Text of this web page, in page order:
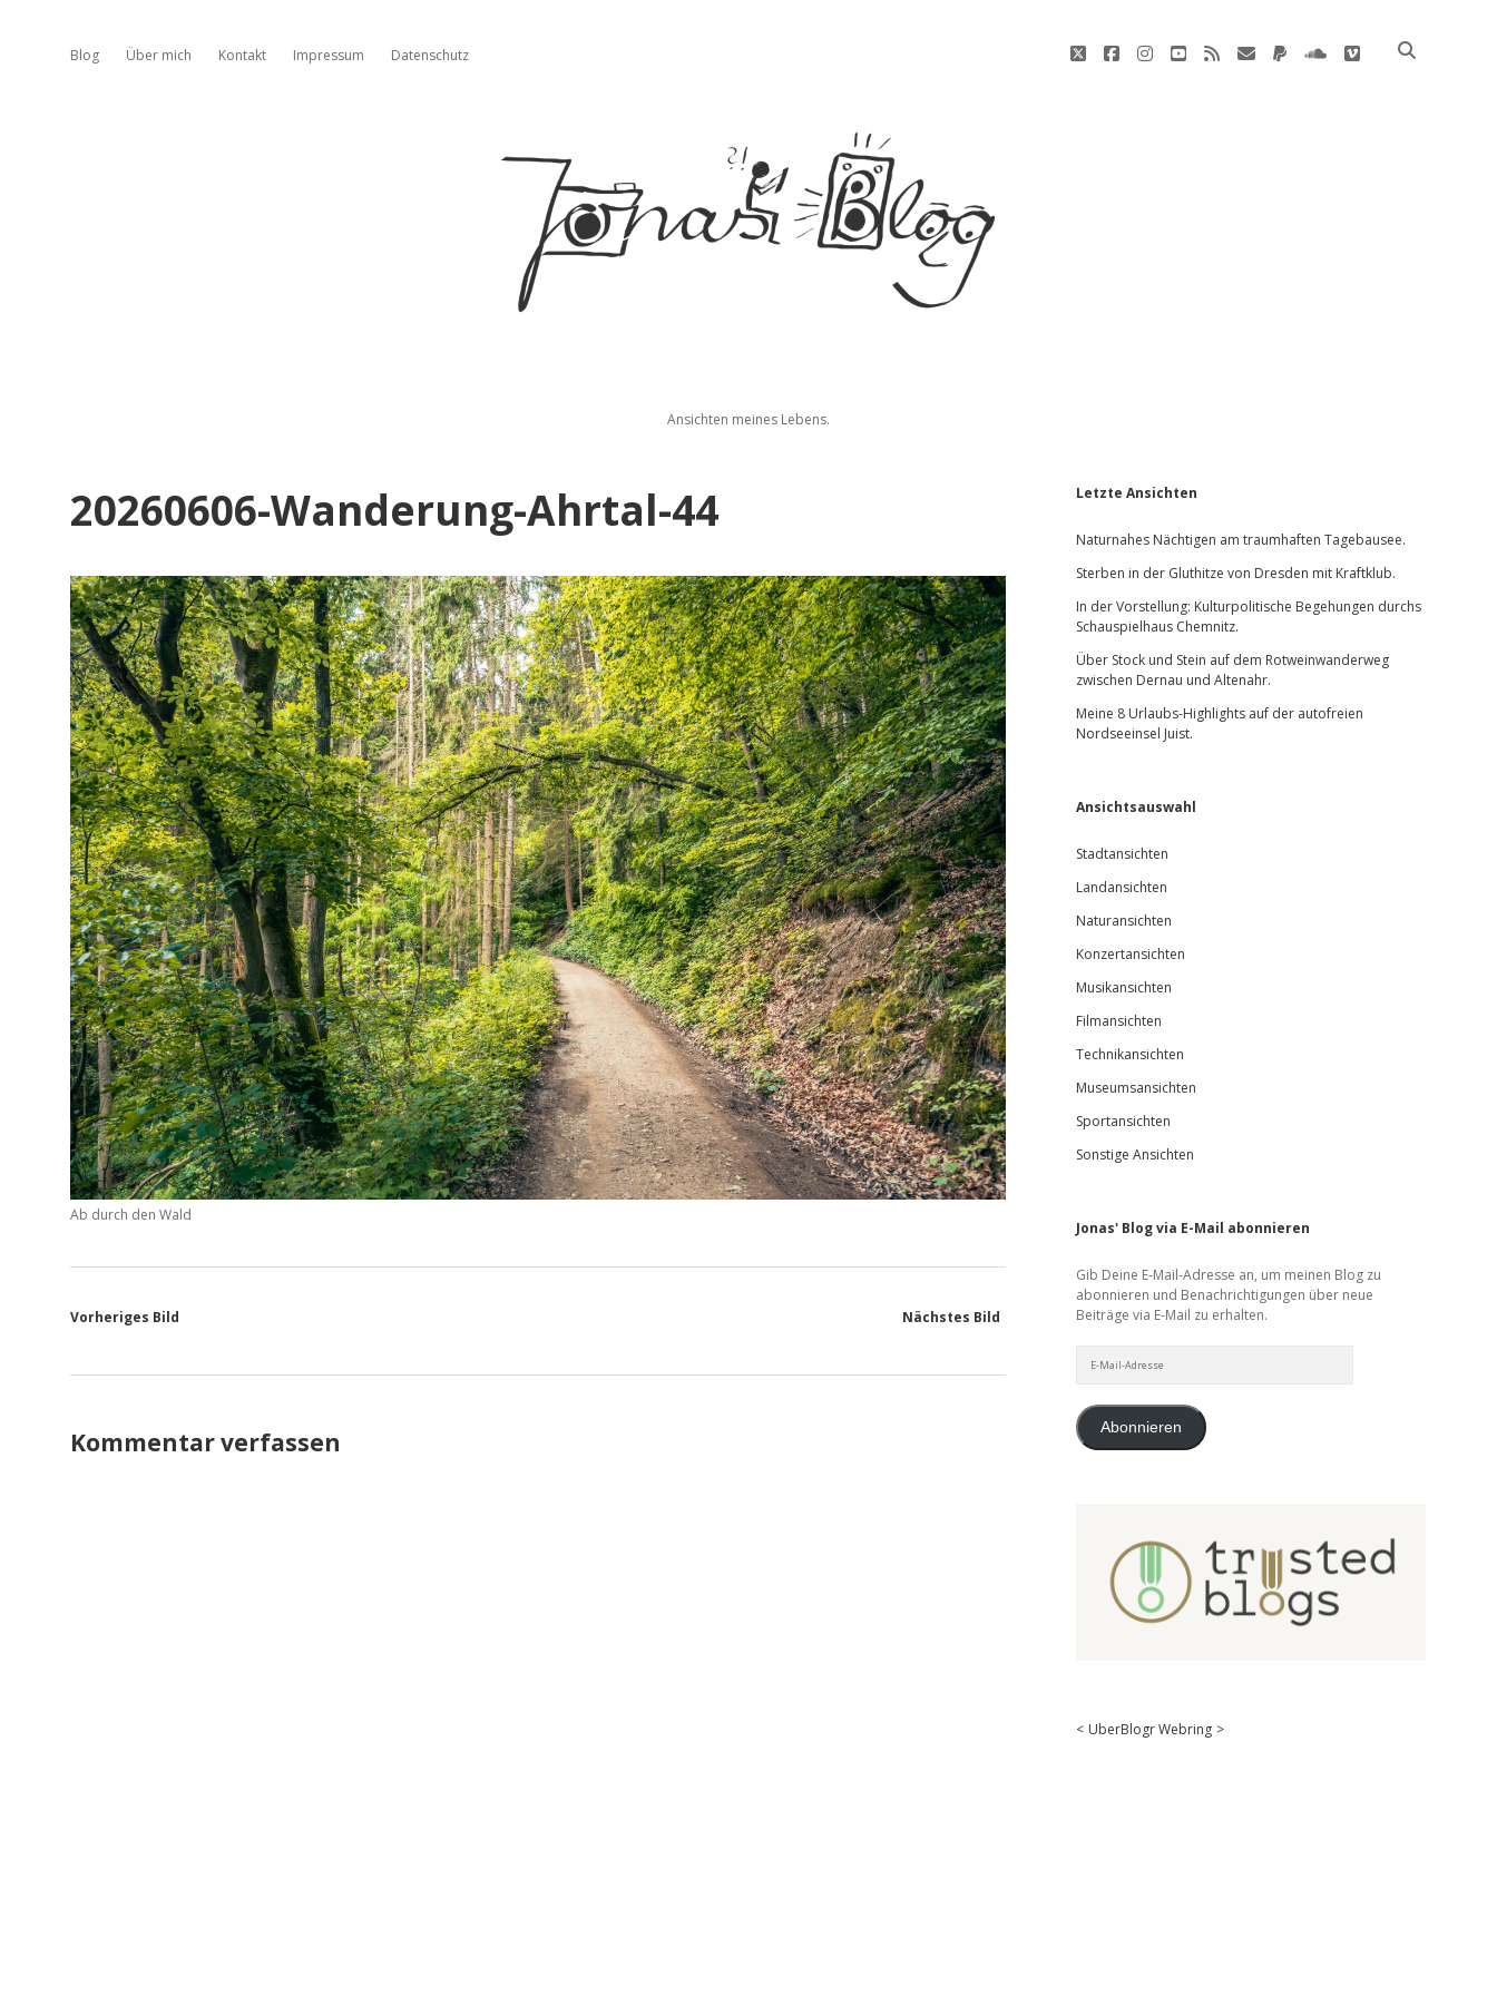
Blog Über mich Kontakt Impressum Datenschutz twitterfacebookinstagram
youtube
rss E-
paypalsoundcloud
vimeo
Jonas'
Blog
Ansichten meines Lebens.
20260606-Wanderung-Ahrtal-44
Ab durch den Wald
Vorheriges Bild Nächstes Bild
Kommentar verfassen
Sidebar
Letzte Ansichten
Naturnahes Nächtigen am traumhaften Tagebausee.
Sterben in der Gluthitze von Dresden mit Kraftklub.
In der Vorstellung: Kulturpolitische Begehungen durchs
Schauspielhaus Chemnitz.
Über Stock und Stein auf dem Rotweinwanderweg
zwischen Dernau und Altenahr.
Meine 8 Urlaubs-Highlights auf der autofreien
Nordseeinsel Juist.
Ansichtsauswahl
Stadtansichten
Landansichten
Naturansichten
Konzertansichten
Musikansichten
Filmansichten
Technikansichten
Museumsansichten
Sportansichten
Sonstige Ansichten
Jonas' Blog via E-Mail abonnieren
Gib Deine E-Mail-Adresse an, um meinen Blog zu
abonnieren und Benachrichtigungen über neue
Beiträge via E-Mail zu erhalten.
Mail-
Abonnieren
< UberBlogr Webring >